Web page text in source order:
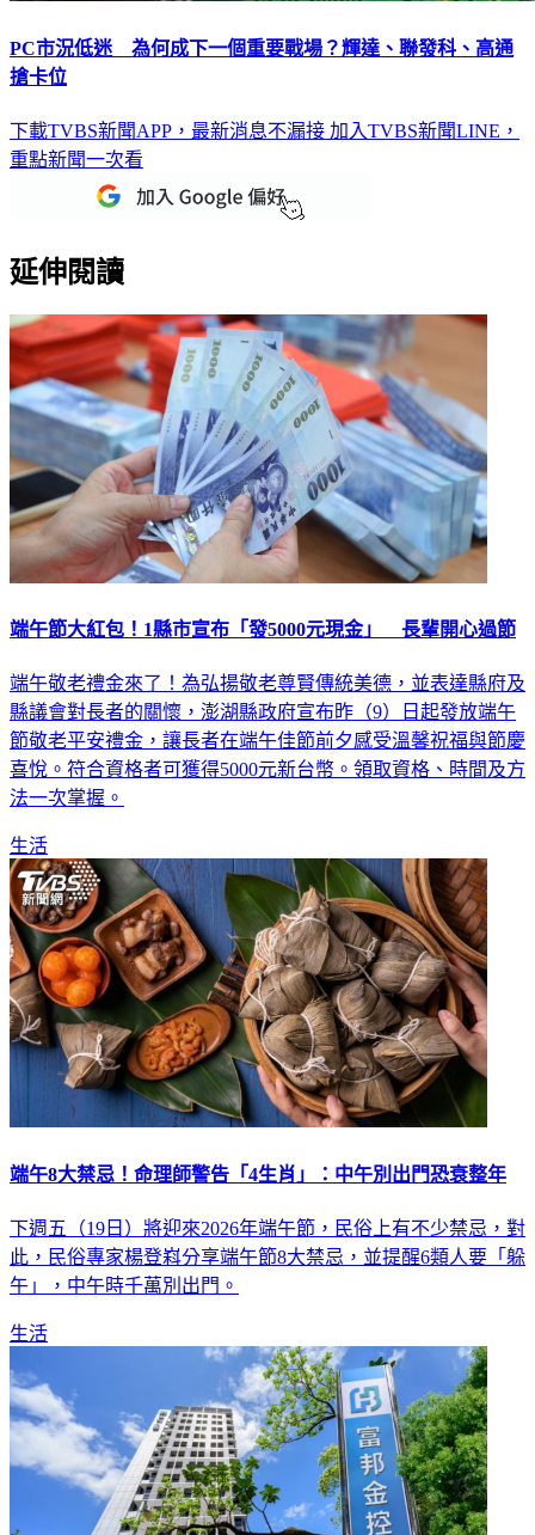
PC市況低迷 為何成下一個重要戰場？輝達、聯發科、高通
搶卡位
下載TVBS新聞APP，最新消息不漏接 加入TVBS新聞LINE，
重點新聞一次看
延伸閱讀
端午節大紅包！1縣市宣布「發5000元現金」 長輩開心過節
端午敬老禮金來了！為弘揚敬老尊賢傳統美德，並表達縣府及
縣議會對長者的關懷，澎湖縣政府宣布昨（9）日起發放端午
節敬老平安禮金，讓長者在端午佳節前夕感受溫馨祝福與節慶
喜悅。符合資格者可獲得5000元新台幣。領取資格、時間及方
法一次掌握。
生活
端午8大禁忌！命理師警告「4生肖」：中午別出門恐衰整年
下週五（19日）將迎來2026年端午節，民俗上有不少禁忌，對
此，民俗專家楊登嵙分享端午節8大禁忌，並提醒6類人要「躲
午」，中午時千萬別出門。
生活